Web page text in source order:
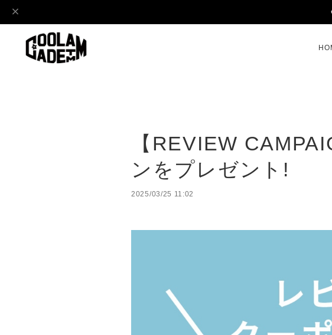
【REVIEW
ンをプレゼント!
2025/03/25 11:02